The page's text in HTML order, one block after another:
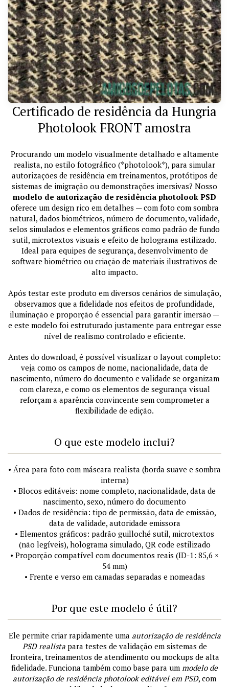
Certificado de residência da Hungria
Photolook FRONT amostra
Procurando um modelo visualmente detalhado e altamente
realista, no estilo fotográfico (*photolook*), para simular
autorizações de residência em treinamentos, protótipos de
sistemas de imigração ou demonstrações imersivas? Nosso
modelo de autorização de residência photolook PSD
oferece um design rico em detalhes — com foto com sombra
natural, dados biométricos, número de documento, validade,
selos simulados e elementos gráficos como padrão de fundo
sutil, microtextos visuais e efeito de holograma estilizado.
Ideal para equipes de segurança, desenvolvimento de
software biométrico ou criação de materiais ilustrativos de
alto impacto.
Após testar este produto em diversos cenários de simulação,
observamos que a fidelidade nos efeitos de profundidade,
iluminação e proporção é essencial para garantir imersão —
e este modelo foi estruturado justamente para entregar esse
nível de realismo controlado e eficiente.
Antes do download, é possível visualizar o layout completo:
veja como os campos de nome, nacionalidade, data de
nascimento, número do documento e validade se organizam
com clareza, e como os elementos de segurança visual
reforçam a aparência convincente sem comprometer a
flexibilidade de edição.
O que este modelo inclui?
• Área para foto com máscara realista (borda suave e sombra
interna)
• Blocos editáveis: nome completo, nacionalidade, data de
nascimento, sexo, número do documento
• Dados de residência: tipo de permissão, data de emissão,
data de validade, autoridade emissora
• Elementos gráficos: padrão guilloché sutil, microtextos
(não legíveis), holograma simulado, QR code estilizado
• Proporção compatível com documentos reais (ID-1: 85,6 ×
54 mm)
• Frente e verso em camadas separadas e nomeadas
Por que este modelo é útil?
Ele permite criar rapidamente uma autorização de residência
PSD realistapara testes de validação em sistemas de
fronteira, treinamentos de atendimento ou mockups de alta
fidelidade. Funciona também como base para um modelo de
autorização de residência photolook editável em PSD, com